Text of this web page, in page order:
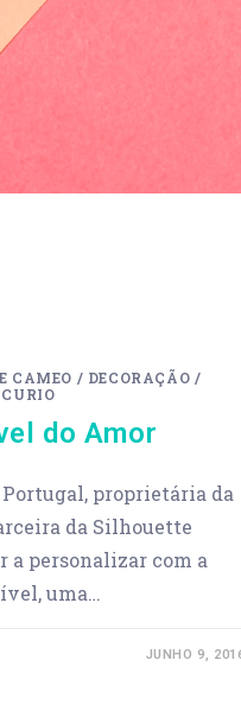
CAMEO / DECORAÇÃO /
do Amor
Portugal, proprietária da
da Silhouette
a personalizar com a
uma…
JUNHO 9,